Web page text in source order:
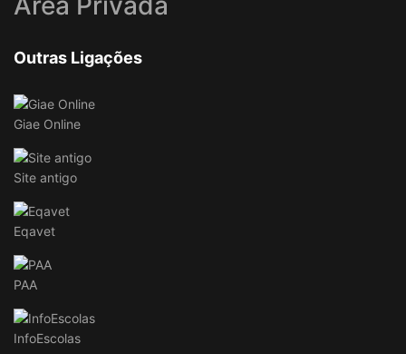
Outras Ligações
Giae Online
Site antigo
Eqavet
PAA
InfoEscolas